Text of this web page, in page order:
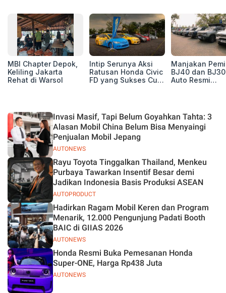
MBI Chapter Depok,
Keliling Jakarta
Rehat di Warsol
Intip Serunya Aksi
Ratusan Honda Civic
FD yang Sukses Curi
Manjakan
BJ40 dan
Auto Resmi
AUTONEWS
Invasi Masif, Tapi Belum Goyahkan Tahta: 3
Alasan Mobil China Belum Bisa Menyaingi
Penjualan Mobil Jepang
AUTOPRODUCT
Rayu Toyota Tinggalkan Thailand, Menkeu
Purbaya Tawarkan Insentif Besar demi
Jadikan Indonesia Basis Produksi ASEAN
AUTONEWS
Hadirkan Ragam Mobil Keren dan Program
Menarik, 12.000 Pengunjung Padati Booth
BAIC di GIIAS 2026
AUTONEWS
Honda Resmi Buka Pemesanan Honda
Super-ONE, Harga Rp438 Juta